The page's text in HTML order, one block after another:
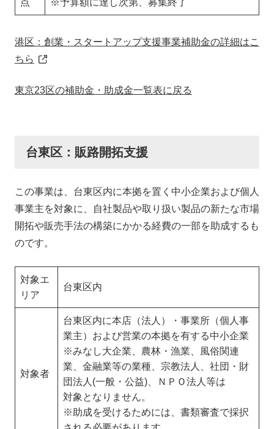
港区：創業・スタートアップ支援事業補助金の詳細はこ
ちら
東京23区の補助金・助成金一覧表に戻る
台東区：販路開拓支援
この事業は、台東区内に本拠を置く中小企業および個人
事業主を対象に、自社製品や取り扱い製品の新たな市場
開拓や販売手法の構築にかかる経費の一部を助成するも
のです。
対象エ
リア
台東区内
対象者
台東区内に本店（法人）・事業所（個人事
業主）および営業の本拠を有する中小企業
※みなし大企業、農林・漁業、風俗関連
業、金融業等の業種、宗教法人、社団・財
団法人(一般・公益)、ＮＰＯ法人等は
対象となりません。
※助成を受けるためには、書類審査で採択